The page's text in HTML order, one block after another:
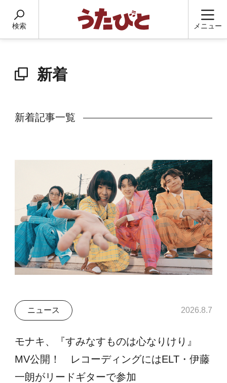
検索 メニュー
新着
新着記事一覧
ニュース 2026.8.7
モナキ、『すみなすものは心なりけり』
MV公開！ レコーディングにはELT・伊藤
一朗がリードギターで参加